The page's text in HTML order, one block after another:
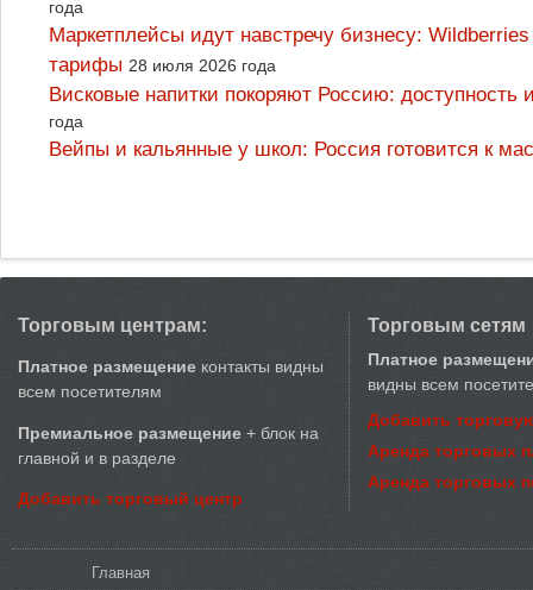
года
Маркетплейсы идут навстречу бизнесу:
тарифы 28 июля 2026 года
Висковые напитки покоряют Россию:
года
Вейпы и кальянные у школ: Россия готовится к
Торговым центрам:
Платное размещение контакты видны
всем посетителям
Премиальное размещение + блок на
главной и в разделе
Добавить торговый центр
Торговым сетям
Платное
видны всем
Добавить
Аренда торговых
Аренда торговых
Главная